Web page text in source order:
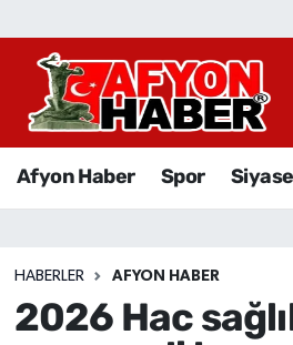
Afyon Haber Spor
HABERLER AFYON HABER
2026 Hac
Afyon Haber
Sağlık